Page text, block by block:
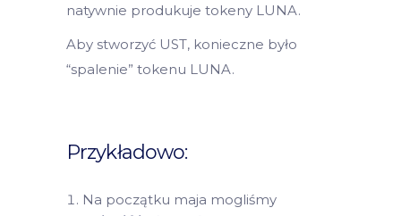
natywnie produkuje tokeny LUNA.
Aby stworzyć UST, konieczne było
“spalenie” tokenu LUNA.
Przykładowo:
Na początku maja mogliśmy